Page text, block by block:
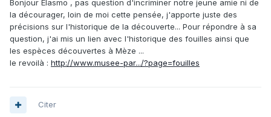
Bonjour Elasmo , pas question d'incriminer notre jeune amie ni de
la décourager, loin de moi cette pensée, j'apporte juste des
précisions sur l'historique de la découverte... Pour répondre à sa
question, j'ai mis un lien avec l'historique des fouilles ainsi que
les espèces découvertes à Mèze ...
le revoilà : http://www.musee-par.../?page=fouilles
Citer